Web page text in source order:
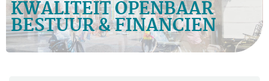
KWALITEIT OPENBAAR
BESTUUR & FINANCIEN